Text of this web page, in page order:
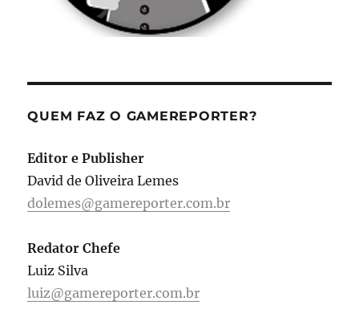
QUEM FAZ O GAMEREPORTER?
Editor e Publisher
David de Oliveira Lemes
dolemes@gamereporter.com.br
Redator Chefe
Luiz Silva
luiz@gamereporter.com.br